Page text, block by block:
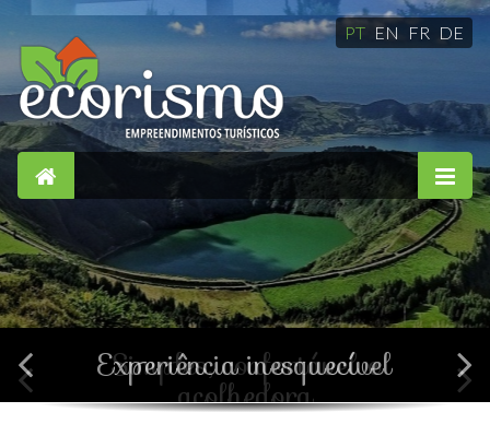
PT EN FR DE
Simples, confortável e
acolhedora